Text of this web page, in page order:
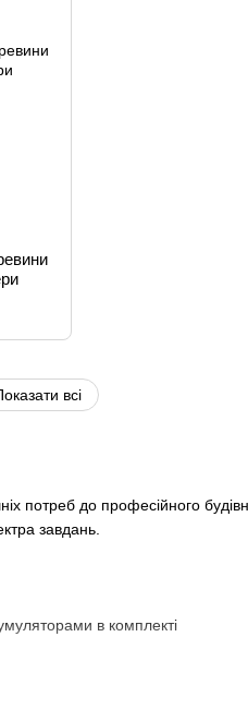
потреб до професійного
завдань.
в комплекті
всі